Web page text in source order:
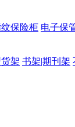
保险柜 电子保
架 书架|期刊架